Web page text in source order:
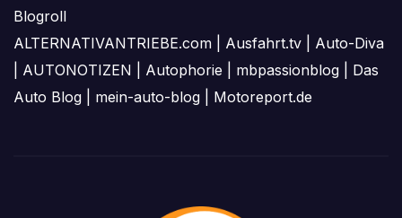
Blogroll
ALTERNATIVANTRIEBE.com
Ausfahrt.tv
Auto-Diva
AUTONOTIZEN Autophorie mbpassionblog
Das
Auto Blog
mein-auto-blog Motoreport.de